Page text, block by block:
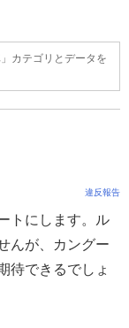
カテゴリとデータを
違反報告
トにします。ル
んが、カングー
待できるでしょ